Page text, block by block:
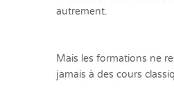
autrement.
Mais les formations ne
jamais à des cours